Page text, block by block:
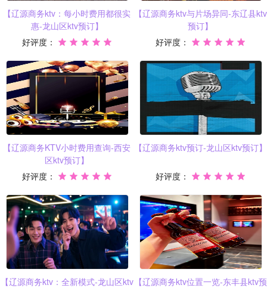
【辽源商务ktv：每小时费用都很实
惠-龙山区ktv预订】
好评度：
【辽源商务ktv与片场异同-东辽县ktv
预订】
好评度：
【辽源商务KTV小时费用查询-西安
区ktv预订】
好评度：
【辽源商务ktv预订-龙山区ktv预订】
好评度：
【辽源商务ktv：全新模式-龙山区ktv 【辽源商务ktv位置一览-东丰县ktv预